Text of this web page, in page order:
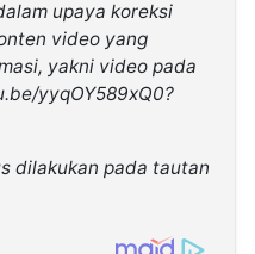
upaya koreksi
video yang
yakni video pada
yyqOY589xQ0?
dilakukan pada tautan